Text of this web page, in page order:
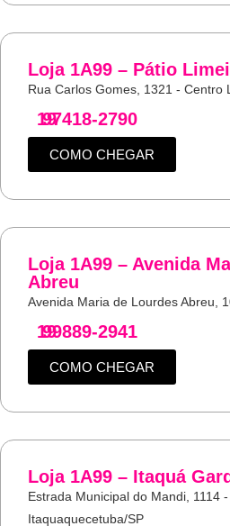
Loja 1A99 – Pátio
Rua Carlos Gomes, 1321 - Centro
19
97418-2790
COMO CHEGAR
Loja 1A99 – Avenida
Abreu
Avenida Maria de Lourdes Abreu,
19
99889-2941
COMO CHEGAR
Loja 1A99 – Itaquá
Estrada Municipal do Mandi, 1114
Itaquaquecetuba/SP